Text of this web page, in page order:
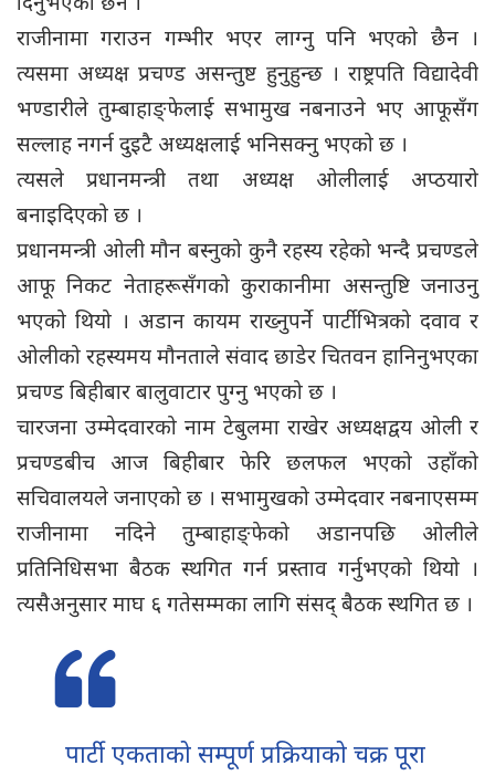
राजीनामा गराउन गम्भीर भएर लाग्नु पनि भएको छैन ।
त्यसमा अध्यक्ष प्रचण्ड असन्तुष्ट हुनुहुन्छ । राष्ट्रपति विद्यादेवी
भण्डारीले तुम्बाहाङ्फेलाई सभामुख नबनाउने भए आफूसँग
सल्लाह नगर्न दुइटै अध्यक्षलाई भनिसक्नु भएको छ ।
त्यसले प्रधानमन्त्री तथा अध्यक्ष ओलीलाई अप्ठयारो
बनाइदिएको छ ।
प्रधानमन्त्री ओली मौन बस्नुको कुनै रहस्य रहेको भन्दै प्रचण्डले
आफू निकट नेताहरूसँगको कुराकानीमा असन्तुष्टि जनाउनु
भएको थियो । अडान कायम राख्नुपर्ने पार्टीभित्रको दवाव र
ओलीको रहस्यमय मौनताले संवाद छाडेर चितवन हानिनुभएका
प्रचण्ड बिहीबार बालुवाटार पुग्नु भएको छ ।
चारजना उम्मेदवारको नाम टेबुलमा राखेर अध्यक्षद्वय ओली र
प्रचण्डबीच आज बिहीबार फेरि छलफल भएको उहाँको
सचिवालयले जनाएको छ । सभामुखको उम्मेदवार नबनाएसम्म
राजीनामा नदिने तुम्बाहाङ्फेको अडानपछि ओलीले
प्रतिनिधिसभा बैठक स्थगित गर्न प्रस्ताव गर्नुभएको थियो ।
त्यसैअनुसार माघ ६ गतेसम्मका लागि संसद् बैठक स्थगित छ ।
पार्टी एकताको सम्पूर्ण प्रक्रियाको चक्र पूरा